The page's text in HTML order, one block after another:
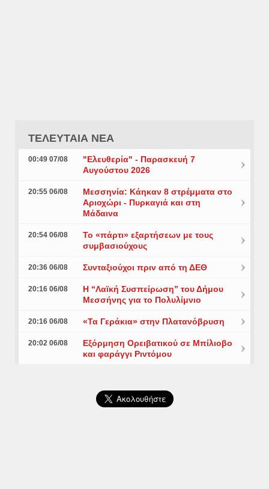
ΤΕΛΕΥΤΑΙΑ ΝΕΑ
00:49 07/08
"Ελευθερία" - Παρασκευή 7
Αυγούστου 2026
20:55 06/08
Μεσσηνία: Κάηκαν 8 στρέμματα στο
Αριοχώρι - Πυρκαγιά και στη
Μάδαινα
20:54 06/08
Το «πάρτι» εξαρτήσεων με τους
συμβασιούχους
20:36 06/08 Συνταξιούχοι πριν από τη ΔΕΘ
20:16 06/08
Η “Λαϊκή Συσπείρωση” του Δήμου
Μεσσήνης για το Πολυλίμνιο
20:16 06/08 «Τα Γεράκια» στην Πλατανόβρυση
20:02 06/08
Εξόρμηση Ορειβατικού σε Μπίλιοβο
και φαράγγι Ριντόμου